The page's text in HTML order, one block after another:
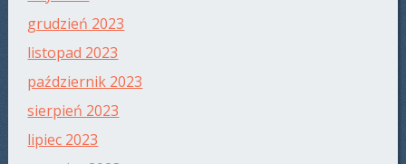
grudzień 2023
listopad 2023
październik 2023
sierpień 2023
lipiec 2023